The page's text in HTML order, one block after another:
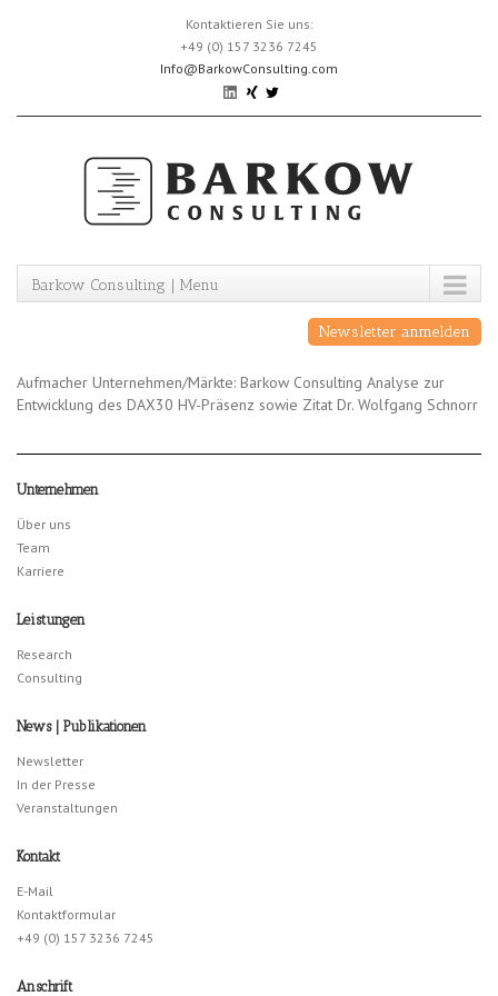
Kontaktieren Sie uns:
+49 (0) 157 3236 7245
Info@BarkowConsulting.com
Barkow Consulting | Menu
Newsletter anmelden
Aufmacher Unternehmen/Märkte: Barkow Consulting Analyse zur
Entwicklung des DAX30 HV-Präsenz sowie Zitat Dr. Wolfgang Schnorr
Unternehmen
Über uns
Team
Karriere
Leistungen
Research
Consulting
News | Publikationen
Newsletter
In der Presse
Veranstaltungen
Kontakt
E-Mail
Kontaktformular
+49 (0) 157 3236 7245
Anschrift